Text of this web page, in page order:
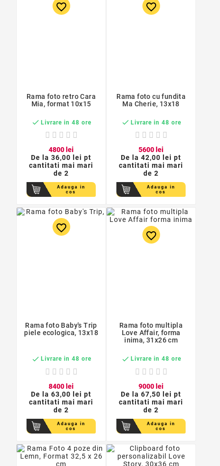
favorite_border
Rama foto retro Cara
Mia, format 10x15
 Livrare in 48 ore
4800 lei
De la36,00 lei pt
cantitati mai mari
de 2
Adauga in
cos
favorite_border
Rama foto cu fundita
Ma Cherie, 13x18
 Livrare in 48 ore
5600 lei
De la42,00 lei pt
cantitati mai mari
de 2
Adauga in
cos
favorite_border
Rama foto Baby's Trip
piele ecologica, 13x18
 Livrare in 48 ore
8400 lei
De la63,00 lei pt
cantitati mai mari
de 2
Adauga in
cos
favorite_border
Rama foto multipla
Love Affair, forma
inima, 31x26 cm
 Livrare in 48 ore
9000 lei
De la67,50 lei pt
cantitati mai mari
de 2
Adauga in
cos